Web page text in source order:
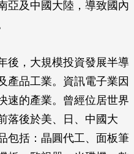
亞及中國大陸，導致國內
後，大規模投資發展半導
產品工業。資訊電子業因
速的產業。曾經位居世界
落後於美、日、中國大
包括：晶圓代工、面板筆